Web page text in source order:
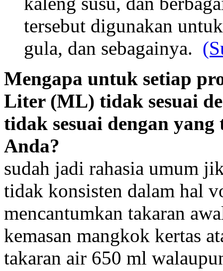
tersebut digunakan
gula, dan sebagainya.
Mengapa untuk setiap
Liter (ML) tidak sesuai
tidak sesuai dengan
Anda?
sudah jadi rahasia umum
tidak konsisten dalam hal
mencantumkan takaran
kemasan mangkok kertas
takaran air 650 ml